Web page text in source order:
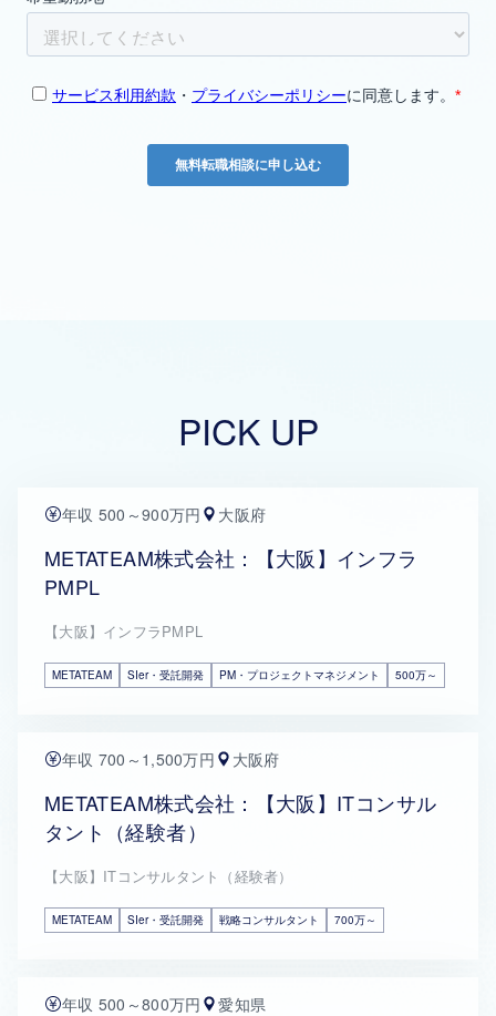
PICK UP
年収 500～900万円 大阪府
METATEAM株式会社：【大阪】インフラ
PMPL
【大阪】インフラPMPL
METATEAM SIer・受託開発 PM・プロジェクトマネジメント 500万～
年収 700～1,500万円 大阪府
METATEAM株式会社：【大阪】ITコンサル
タント（経験者）
【大阪】ITコンサルタント（経験者）
METATEAM SIer・受託開発 戦略コンサルタント 700万～
年収 500～800万円 愛知県